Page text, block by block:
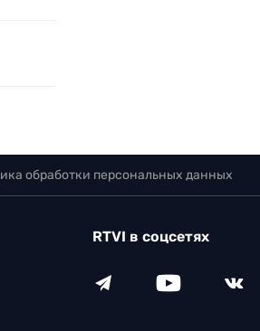
обработки персональных данных
RTVI в соцсетях